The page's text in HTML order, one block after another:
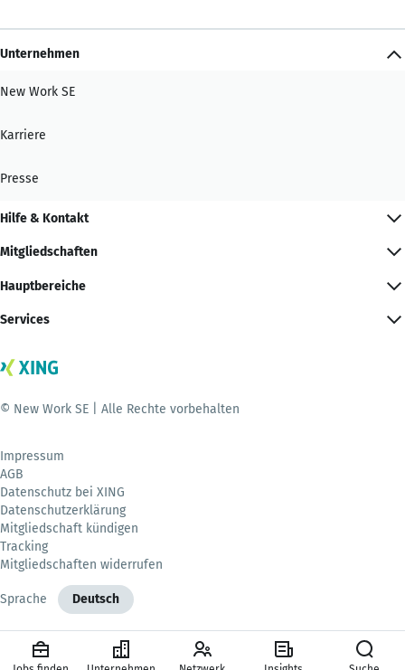
Unternehmen
New Work SE
Karriere
Presse
Hilfe & Kontakt
Mitgliedschaften
Hauptbereiche
Services
© New Work SE | Alle Rechte vorbehalten
Impressum
AGB
Datenschutz bei XING
Datenschutzerklärung
Mitgliedschaft kündigen
Tracking
Mitgliedschaften widerrufen
Sprache Deutsch